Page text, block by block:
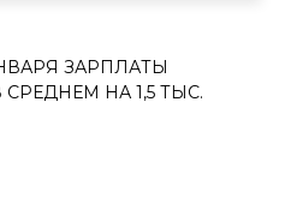
ЗАРПЛАТЫ
НА 1,5 ТЫС.